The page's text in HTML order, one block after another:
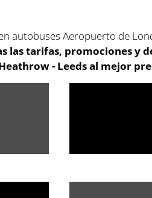
autobuses Aeropuerto de
las tarifas, promociones y
- Leeds al mejor